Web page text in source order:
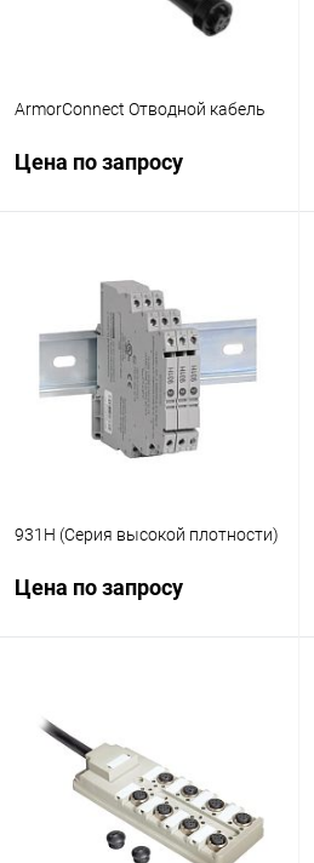
ArmorConnect Отводной кабель
Цена по запросу
Купить в 1 клик Сравнение
В избранное
Наличие
уточняйте
931H (Серия высокой плотности)
Цена по запросу
Купить в 1 клик
В избранное
Наличие
уточняйте